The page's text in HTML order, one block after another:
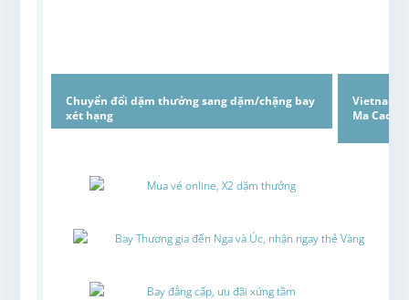
Chuyển đổi dặm thưởng sang dặm/chặng bay
xét hạng
Vietnam
Ma Cao
Mua vé online, X2 dặm thưởng
Bay Thương gia đến Nga và Úc, nhận ngay thẻ Vàng
Bay đẳng cấp, ưu đãi xứng tầm